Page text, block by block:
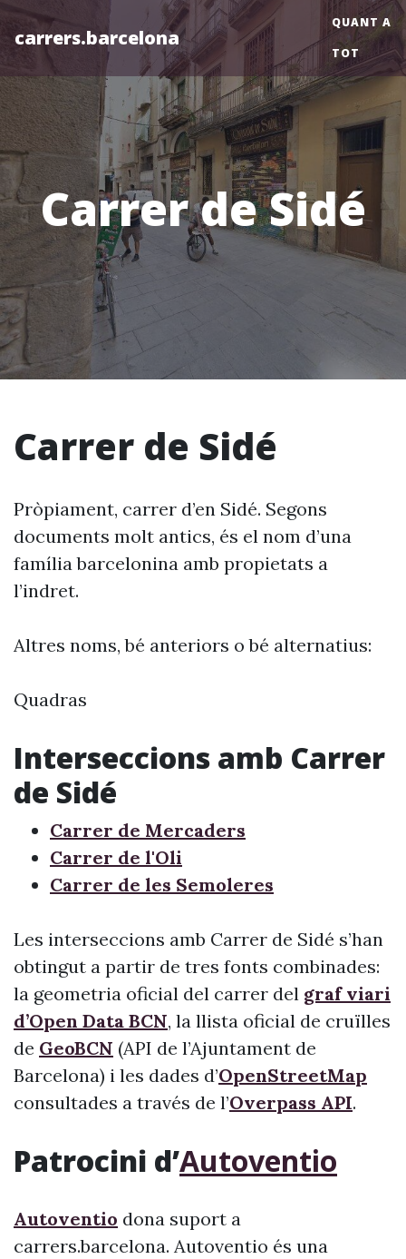
carrers.barcelona
QUANT A
TOT
Carrer de Sidé
Carrer de Sidé
Pròpiament, carrer d’en Sidé. Segons
documents molt antics, és el nom d’una
família barcelonina amb propietats a
l’indret.
Altres noms, bé anteriors o bé alternatius:
Quadras
Interseccions amb Carrer
de Sidé
Carrer de Mercaders
Carrer de l'Oli
Carrer de les Semoleres
Les interseccions amb Carrer de Sidé s’han
obtingut a partir de tres fonts combinades:
la geometria oficial del carrer del graf viari
d’Open Data BCN, la llista oficial de cruïlles
de GeoBCN (API de l’Ajuntament de
Barcelona) i les dades d’OpenStreetMap
consultades a través de l’Overpass API.
Patrocini d’Autoventio
Autoventio dona suport a
carrers.barcelona. Autoventio és una